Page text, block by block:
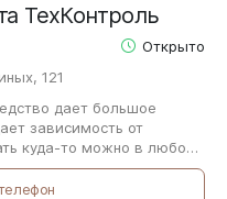
Открыто
ТехКонтроль
121
дает большое
зависимость от
куда-то можно в любое